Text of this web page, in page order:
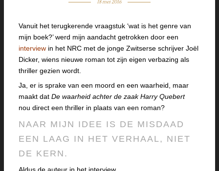
18 mei 2016
Vanuit het terugkerende vraagstuk ‘wat is het genre van
mijn boek?’ werd mijn aandacht getrokken door een
interview in het NRC met de jonge Zwitserse schrijver Joël
Dicker, wiens nieuwe roman tot zijn eigen verbazing als
thriller gezien wordt.
Ja, er is sprake van een moord en een waarheid, maar
maakt dat De waarheid achter de zaak Harry Quebert
nou direct een thriller in plaats van een roman?
NAAR MIJN IDEE IS DE MISDAAD
EEN LAAG IN HET VERHAAL, NIET
DE KERN.